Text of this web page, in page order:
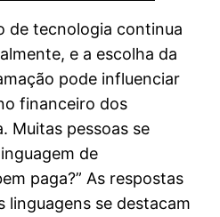
de tecnologia continua
e a escolha da
pode influenciar
financeiro dos
Muitas pessoas se
de
paga?” As respostas
linguagens se destacam